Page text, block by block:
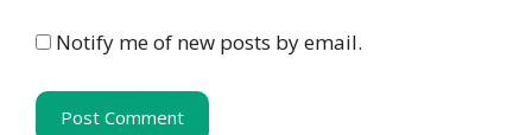
Notify me of new posts by email.